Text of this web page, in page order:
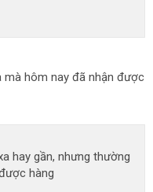
mà hôm nay đã nhận được
hay gần, nhưng thường
hàng